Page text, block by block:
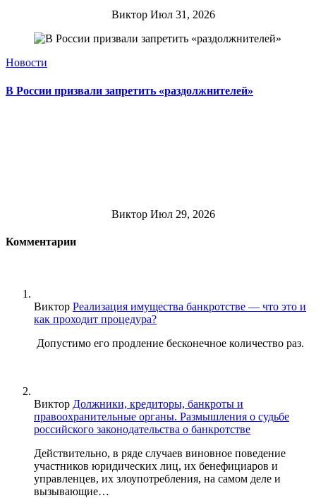
Виктор Июл 31, 2026
Новости
В России призвали запретить «раздолжнителей»
Виктор Июл 29, 2026
Комментарии
Виктор Реализация имущества банкротстве — что это и
как проходит процедура?
Допустимо его продление бесконечное количество раз.
Виктор Должники, кредиторы, банкроты и
правоохранительные органы. Размышления о судьбе
российского законодательства о банкротстве
Действительно, в ряде случаев виновное поведение
участников юридических лиц, их бенефициаров и
управленцев, их злоупотребления, на самом деле и
вызывающие…